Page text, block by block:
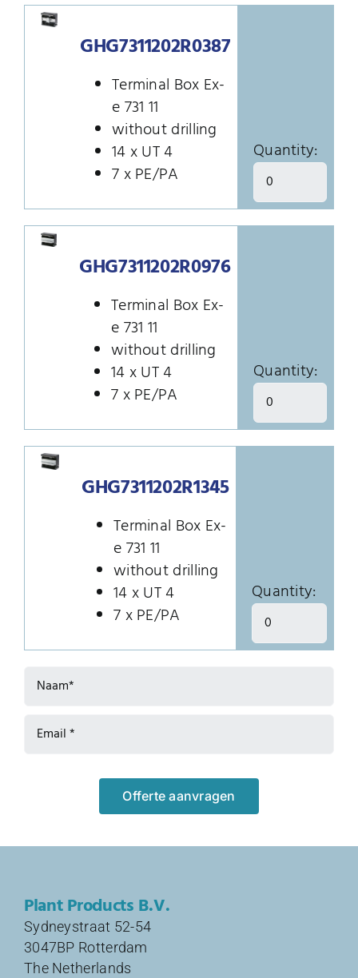
GHG7311202R0387
Terminal Box Ex-
e 731 11
without drilling
14 x UT 4
7 x PE/PA
Quantity:
GHG7311202R0976
Terminal Box Ex-
e 731 11
without drilling
14 x UT 4
7 x PE/PA
Quantity:
GHG7311202R1345
Terminal Box Ex-
e 731 11
without drilling
14 x UT 4
7 x PE/PA
Quantity:
Plant Products B.V.
Sydneystraat 52-54
3047BP Rotterdam
The Netherlands